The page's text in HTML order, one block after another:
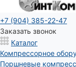
+7 (904) 385-22-47
Заказать звонок
Каталог
Компрессорное
Поршневые